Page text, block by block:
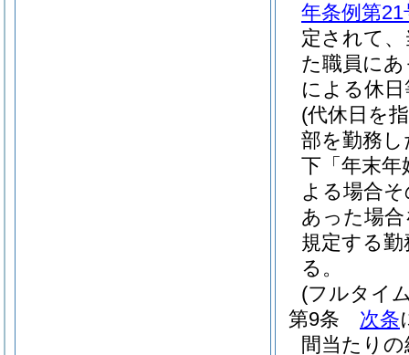
年条例第21
定されて
た職員に
による休
(代休日を
部を勤務
下「年末年
よる場合
あった場
規定する
る。
(フルタイ
第9条
次条
間当たり